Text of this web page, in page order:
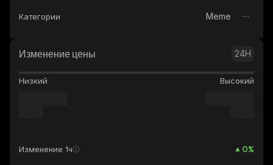
Категории Meme
Изменение цены 24H
Низкий Высокий
Изменение 1ч 0%